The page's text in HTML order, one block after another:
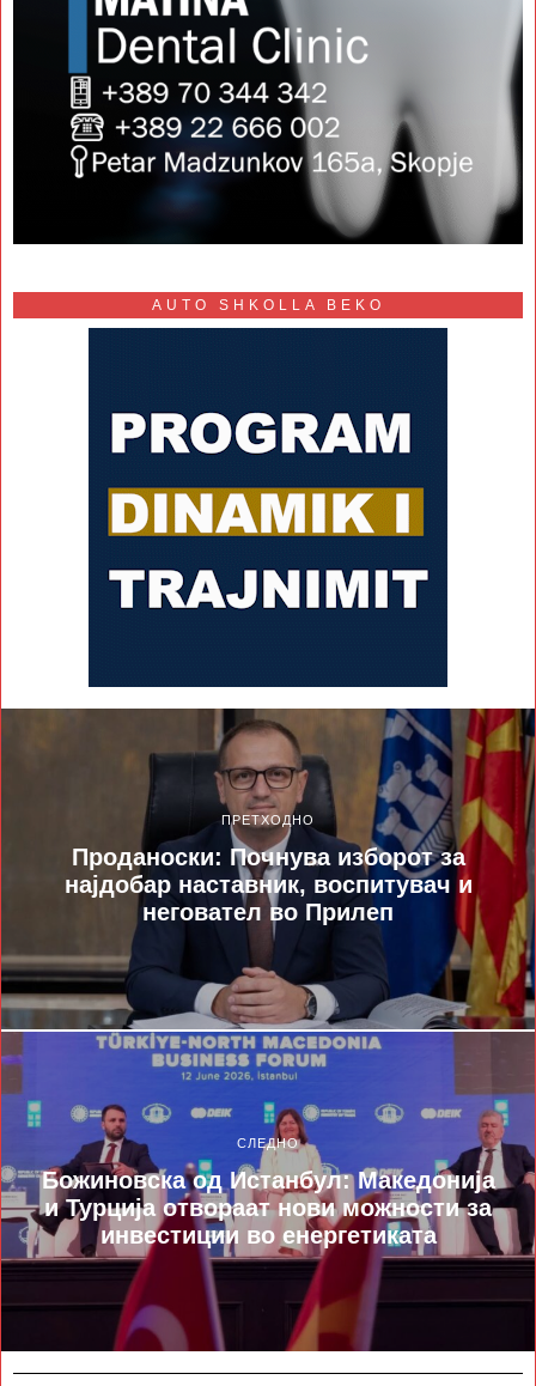
AUTO SHKOLLA BEKO
ПРЕТХОДНО
Проданоски: Почнува изборот за
најдобар наставник, воспитувач и
неговател во Прилеп
СЛЕДНО
Божиновска од Истанбул: Македонија
и Турција отвораат нови можности за
инвестиции во енергетиката